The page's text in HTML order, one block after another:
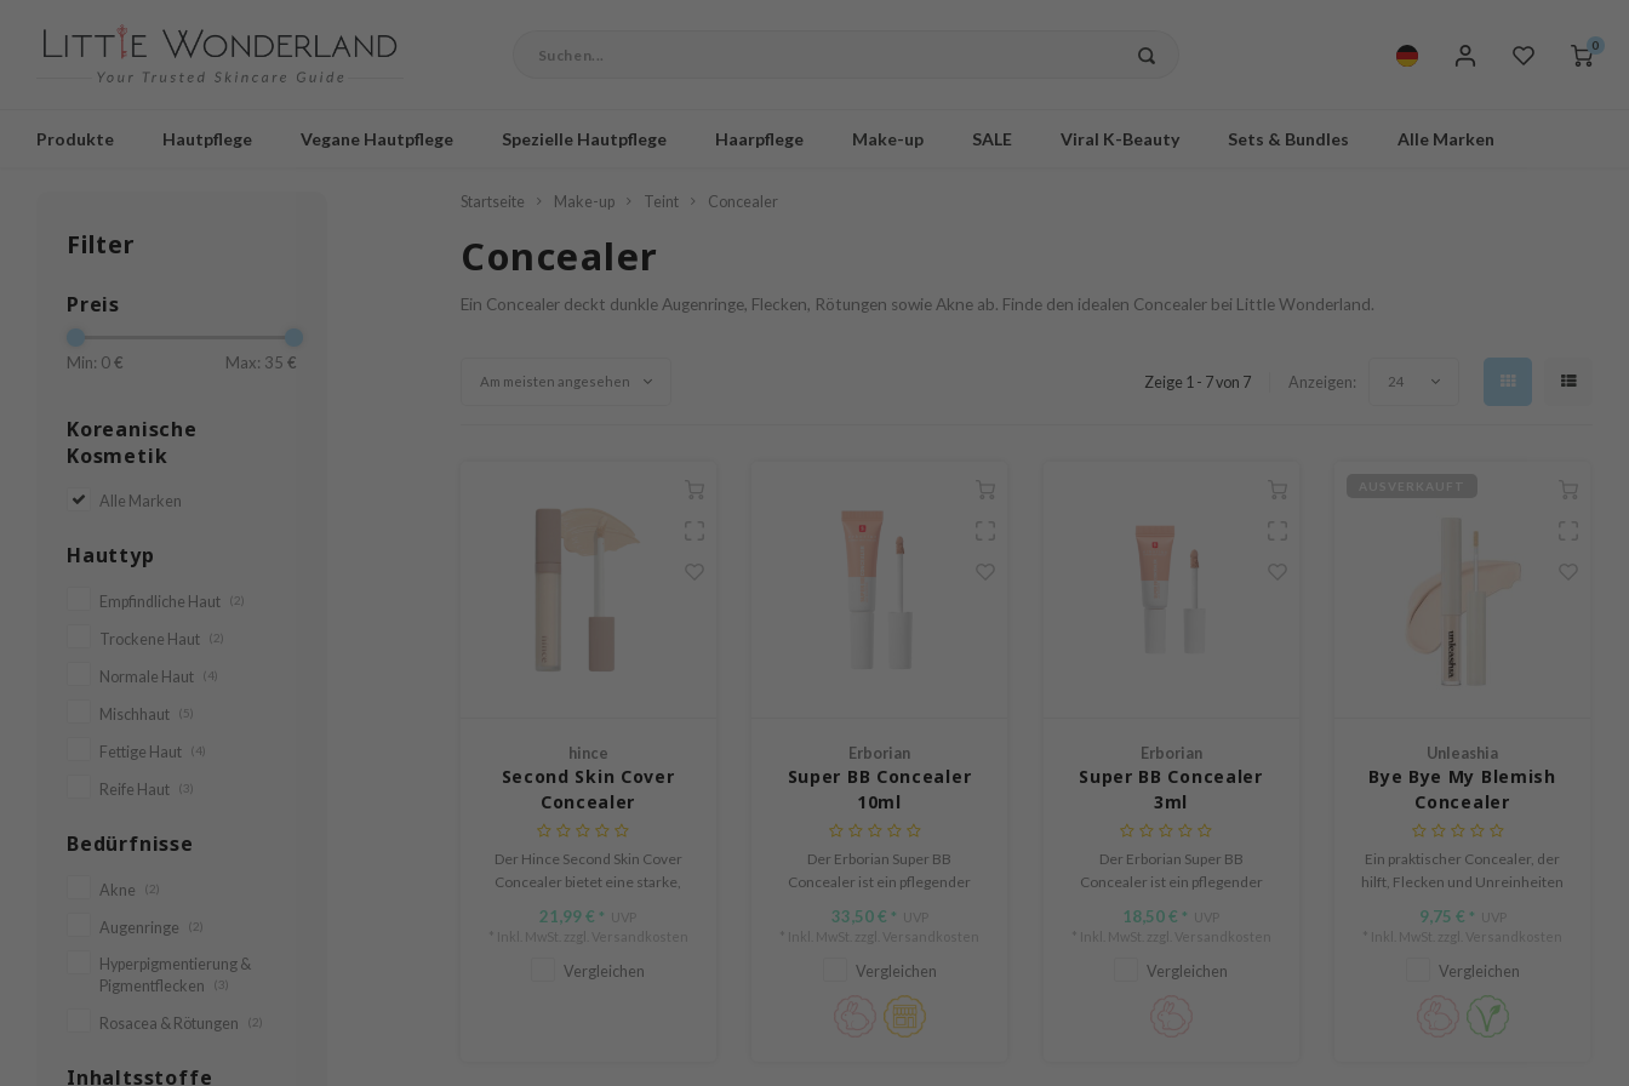
0
Produkte Hautpflege Vegane Hautpflege Spezielle Hautpflege Haarpflege Make-up SALE Viral K-Beauty Sets & Bundles Alle Marken
Filter
Preis
Min: 0€ Max: 35 €
Koreanische
Kosmetik
Alle Marken
Hauttyp
Empfindliche Haut (2)
Trockene Haut (2)
Normale Haut (4)
Mischhaut (5)
Fettige Haut (4)
Reife Haut (3)
Bedürfnisse
Akne (2)
Augenringe (2)
Hyperpigmentierung &
Pigmentflecken
(3)
Rosacea & Rötungen (2)
Inhaltsstoffe
Startseite Make-up Teint Concealer
Concealer
Ein Concealer deckt dunkle Augenringe, Flecken, Rötungen sowie Akne ab. Finde den idealen Concealer bei Little Wonderland.
Am meisten angesehen Zeige 1 - 7 von 7 Anzeigen: 24
hince
Second Skin Cover
Concealer
Der Hince Second Skin Cover
Concealer bietet eine starke,
einer ultraleichten Textur, die
anfühlt.
21,99 € *
UVP
* Inkl. MwSt. zzgl.
Versandkosten
Vergleichen
Erborian
Super BB Concealer
10ml
Der Erborian Super BB
Concealer ist ein pflegender
und Rötungen zuverlässig
Haut hydratisiert und glättet.
33,50 € *
UVP
* Inkl. MwSt. zzgl.
Versandkosten
Vergleichen
Erborian
Super BB Concealer
3ml
Der Erborian Super BB
Concealer ist ein pflegender
und Rötungen zuverlässig
Haut hydratisiert und glättet.
18,50 € *
UVP
* Inkl. MwSt. zzgl.
Versandkosten
Vergleichen
Unleashia
Bye Bye My Blemish
Concealer
Ein praktischer Concealer, der
hilft, Flecken und Unreinheiten
reizen.
9,75 € *
UVP
* Inkl. MwSt. zzgl.
Versandkosten
Vergleichen